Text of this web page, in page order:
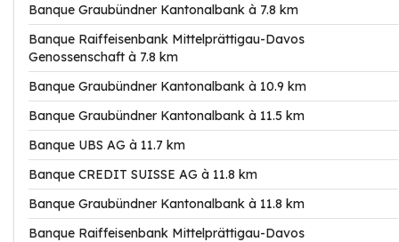
Banque Graubündner Kantonalbank à 7.8 km
Banque Raiffeisenbank Mittelprättigau-Davos
Genossenschaft à 7.8 km
Banque Graubündner Kantonalbank à 10.9 km
Banque Graubündner Kantonalbank à 11.5 km
Banque UBS AG à 11.7 km
Banque CREDIT SUISSE AG à 11.8 km
Banque Graubündner Kantonalbank à 11.8 km
Banque Raiffeisenbank Mittelprättigau-Davos